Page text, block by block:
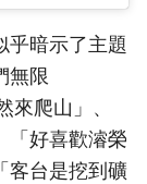
乎暗示了主題
無限
來爬山」、
「好喜歡濬榮
客台是挖到礦